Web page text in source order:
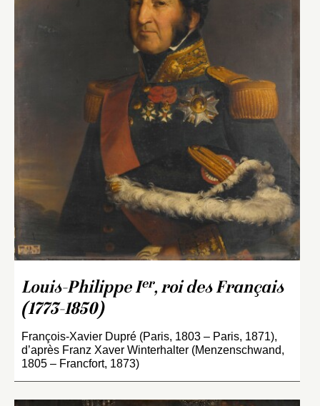
Louis-Philippe Ier, roi des Français
(1773-1850)
François-Xavier Dupré (Paris, 1803 – Paris, 1871),
d’après Franz Xaver Winterhalter (Menzenschwand,
1805 – Francfort, 1873)